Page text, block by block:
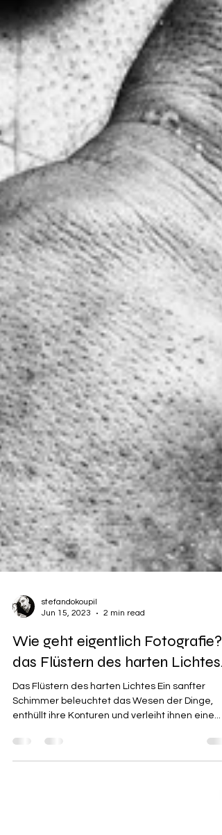
Wie geht eigentlich Fotografie?:
das Flüstern des harten Lichtes.
Das Flüstern des harten Lichtes Ein sanfter
Schimmer beleuchtet das Wesen der Dinge,